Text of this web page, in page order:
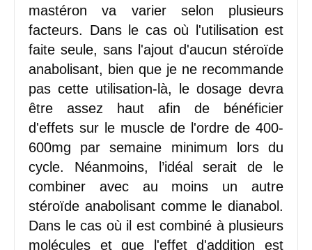
mastéron va varier selon plusieurs
facteurs. Dans le cas où l'utilisation est
faite seule, sans l'ajout d'aucun stéroïde
anabolisant, bien que je ne recommande
pas cette utilisation-là, le dosage devra
être assez haut afin de bénéficier
d'effets sur le muscle de l'ordre de 400-
600mg par semaine minimum lors du
cycle. Néanmoins, l’idéal serait de le
combiner avec au moins un autre
stéroïde anabolisant comme le dianabol.
Dans le cas où il est combiné à plusieurs
molécules et que l'effet d'addition est